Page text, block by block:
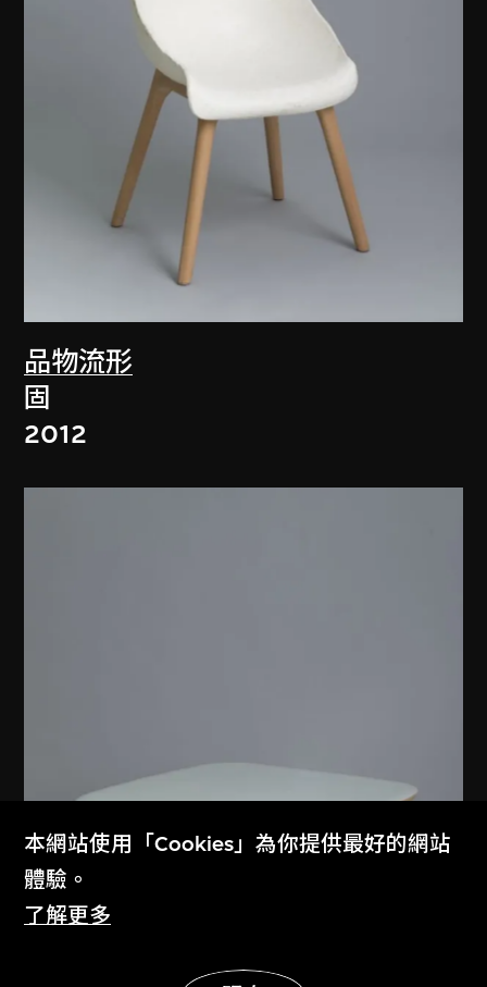
品物流形
固
2012
本網站使用「Cookies」為你提供最好的網站
體驗。
了解更多
展示更多